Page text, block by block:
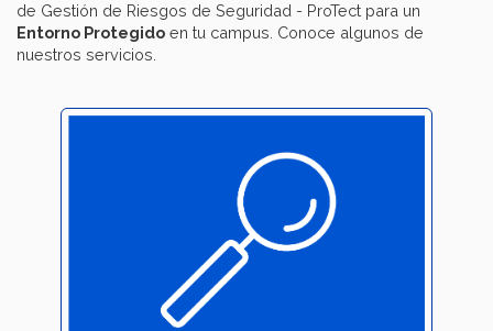
de Gestión de Riesgos de Seguridad - ProTect para un
Entorno Protegido en tu campus. Conoce algunos de
nuestros servicios.